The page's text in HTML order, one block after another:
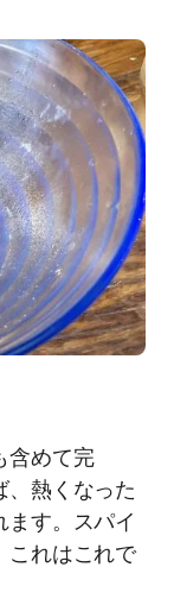
含めて完
熱くなった
す。スパイ
これはこれで